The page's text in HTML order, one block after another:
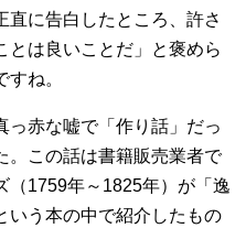
直に告白したところ、許さ
とは良いことだ」と褒めら
ね。
っ赤な嘘で「作り話」だっ
。この話は書籍販売業者で
（1759年～1825年）が「逸
いう本の中で紹介したもの